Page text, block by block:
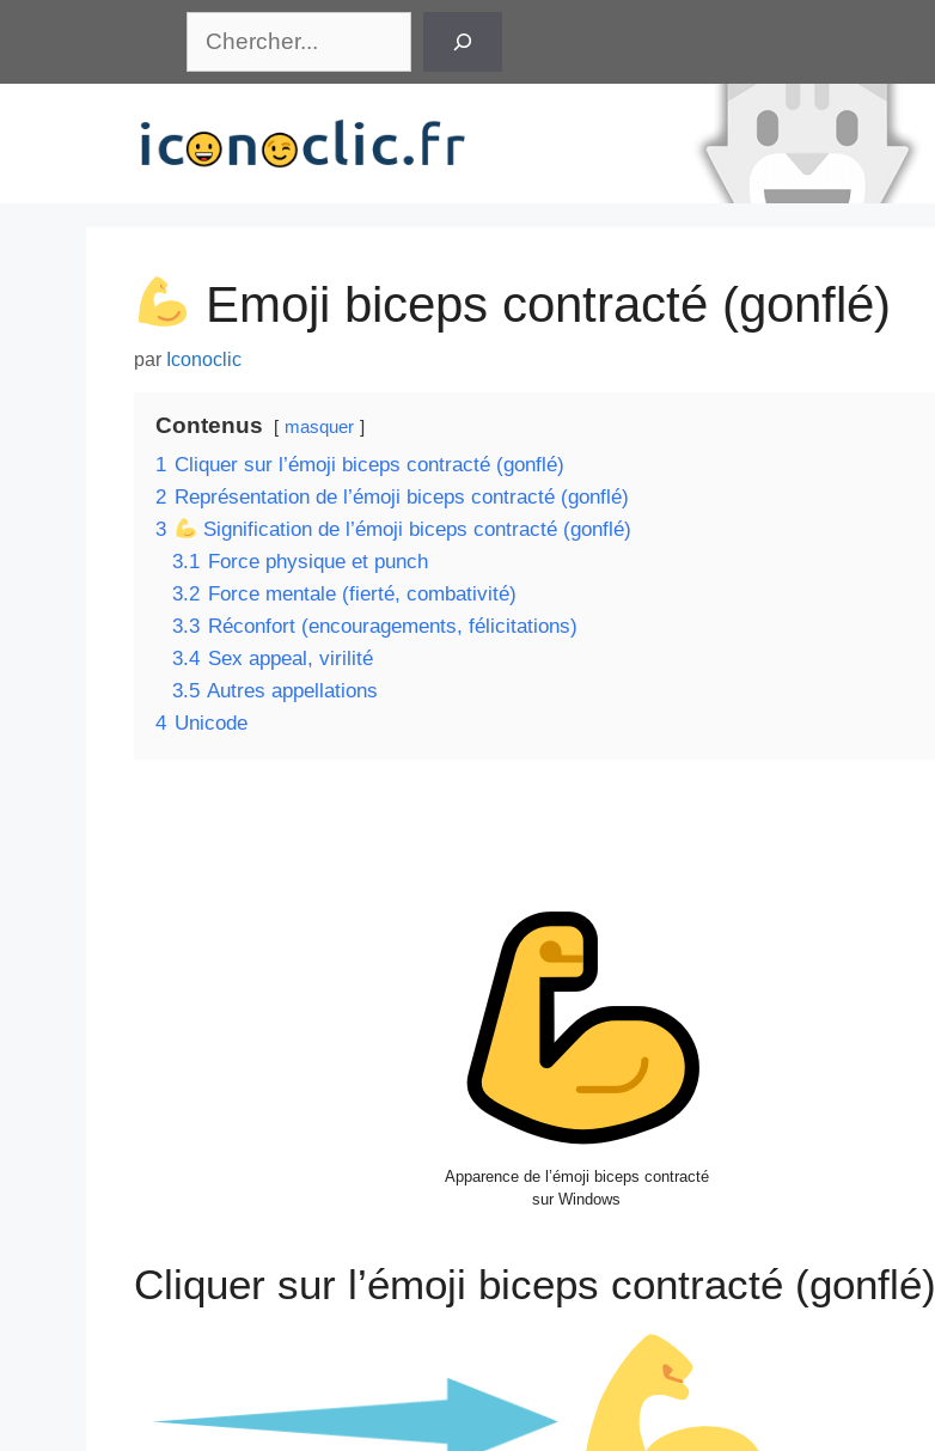
contenu
Emoji biceps contracté (gonflé)
par Iconoclic
Contenus masquer
1 Cliquer sur l’émoji biceps contracté (gonflé)
2 Représentation de l’émoji biceps contracté (gonflé)
3
Signification de l’émoji biceps contracté (gonflé)
3.1 Force physique et punch
3.2 Force mentale (fierté, combativité)
3.3 Réconfort (encouragements, félicitations)
3.4 Sex appeal, virilité
3.5 Autres appellations
4 Unicode
Apparence de l’émoji biceps contracté
sur Windows
Cliquer sur l’émoji biceps contracté (gonflé)